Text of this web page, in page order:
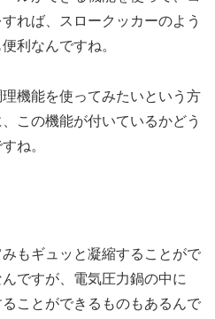
れば、スロークッカーのよう
利なんですね。
機能を使ってみたいという方
この機能が付いているかどう
ね。
もギュッと凝縮することがで
ですが、電気圧力鍋の中に
ことができるものもあるんで